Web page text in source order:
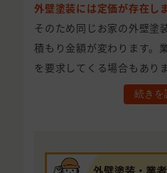
外壁塗装には定価が存在し
そのため同じお家の外壁塗
積もり金額が変わります。
を要求してくる場合もありま
続きを